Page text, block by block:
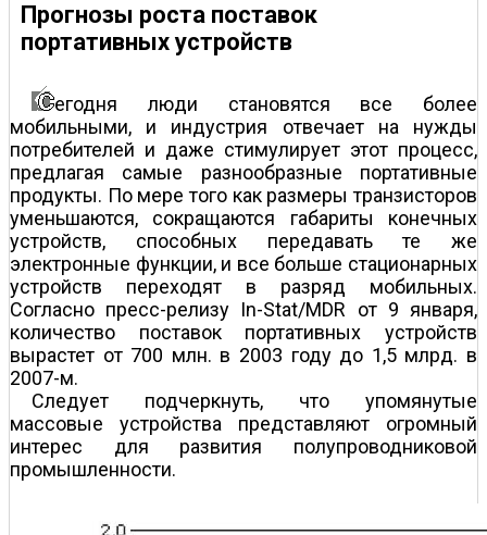
Прогнозы роста поставок
портативных устройств
егодня люди становятся все более
мобильными, и индустрия отвечает на нужды
потребителей и даже стимулирует этот процесс,
предлагая самые разнообразные портативные
продукты. По мере того как размеры транзисторов
уменьшаются, сокращаются габариты конечных
устройств, способных передавать те же
электронные функции, и все больше стационарных
устройств переходят в разряд мобильных.
Согласно пресс-релизу In-Stat/MDR от 9 января,
количество поставок портативных устройств
вырастет от 700 млн. в 2003 году до 1,5 млрд. в
2007-м.
Следует подчеркнуть, что упомянутые
массовые устройства представляют огромный
интерес для развития полупроводниковой
промышленности.